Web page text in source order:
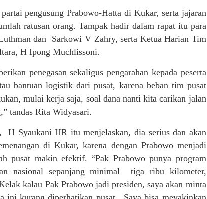
pengusung Prabowo-Hatta di Kukar, serta jajaran
ratusan orang. Tampak hadir dalam rapat itu para
dan Sarkowi V Zahry, serta Ketua Harian Tim
H Ipong Muchlissoni.
penegasan sekaligus pengarahan kepada peserta
bantuan logistik dari pusat, karena beban tim pusat
mulai kerja saja, soal dana nanti kita carikan jalan
tandas Rita Widyasari.
Syaukani HR itu menjelaskan, dia serius dan akan
di Kukar, karena dengan Prabowo menjadi
pusat makin efektif. “Pak Prabowo punya program
nasional sepanjang minimal tiga ribu kilometer,
kalau Pak Prabowo jadi presiden, saya akan minta